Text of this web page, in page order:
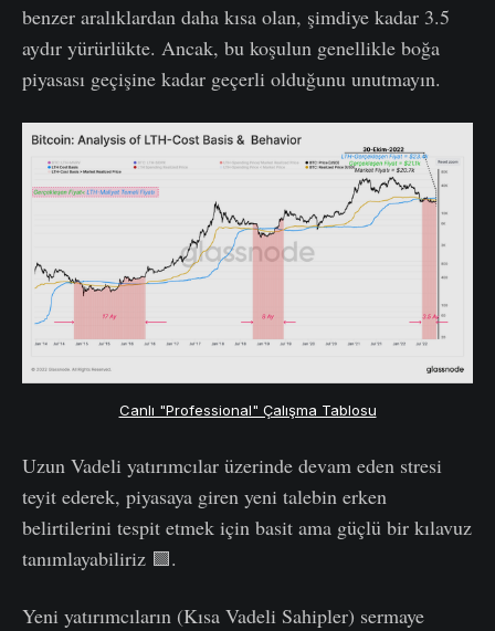
benzer aralıklardan daha kısa olan, şimdiye kadar 3.5
aydır yürürlükte. Ancak, bu koşulun genellikle boğa
piyasası geçişine kadar geçerli olduğunu unutmayın.
Canlı "Professional" Çalışma Tablosu
Uzun Vadeli yatırımcılar üzerinde devam eden stresi
teyit ederek, piyasaya giren yeni talebin erken
belirtilerini tespit etmek için basit ama güçlü bir kılavuz
tanımlayabiliriz 🟩.
Yeni yatırımcıların (Kısa Vadeli Sahipler) sermaye